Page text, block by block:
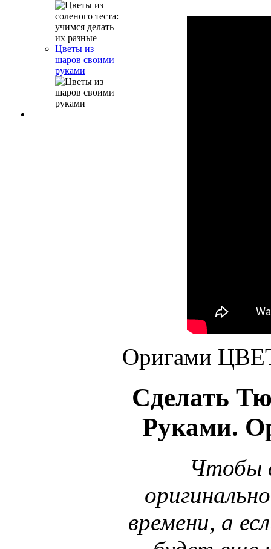
Цветы из
шаров своими
руками
Оригами
Сделать
Руками.
Чтобы
времени, а